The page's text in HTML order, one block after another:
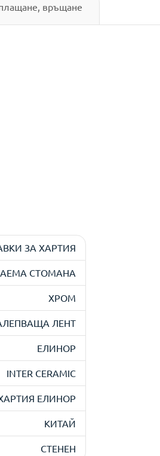
връщане
ЗА ХАРТИЯ
СТОМАНА
ХРОМ
ЛЕНТ
ЕЛИНОР
INTER CERAMIC
ЕЛИНОР
КИТАЙ
СТЕНЕН